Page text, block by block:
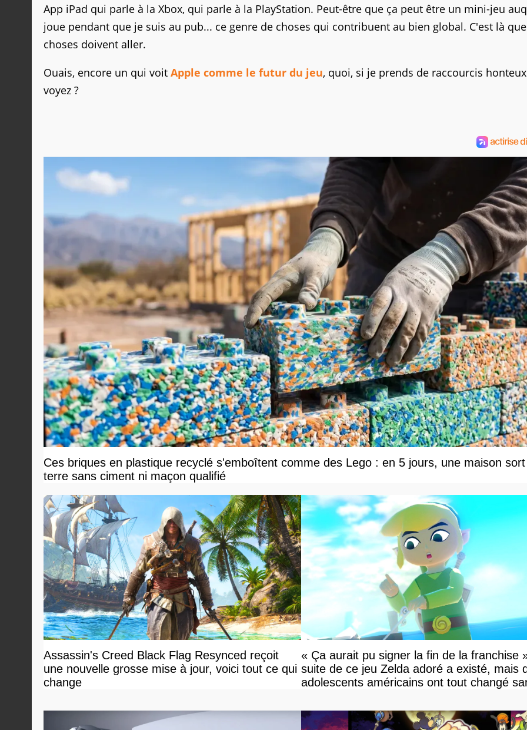
App iPad qui parle à la Xbox, qui parle à la PlayStation. Peut-être que ça peut être un mini-jeu
joue pendant que je suis au pub... ce genre de choses qui contribuent au bien global. C'est là
choses doivent aller.
Ouais, encore un qui voit Apple comme le futur du jeu, quoi, si je prends de raccourcis
voyez ?
Ces briques en plastique recyclé s'emboîtent comme des Lego : en 5 jours, une maison
terre sans ciment ni maçon qualifié
Assassin's Creed Black Flag Resynced reçoit
une nouvelle grosse mise à jour, voici tout ce qui
change
« Ça aurait pu signer la fin de la franchise
suite de ce jeu Zelda adoré a existé, mais
adolescents américains ont tout changé